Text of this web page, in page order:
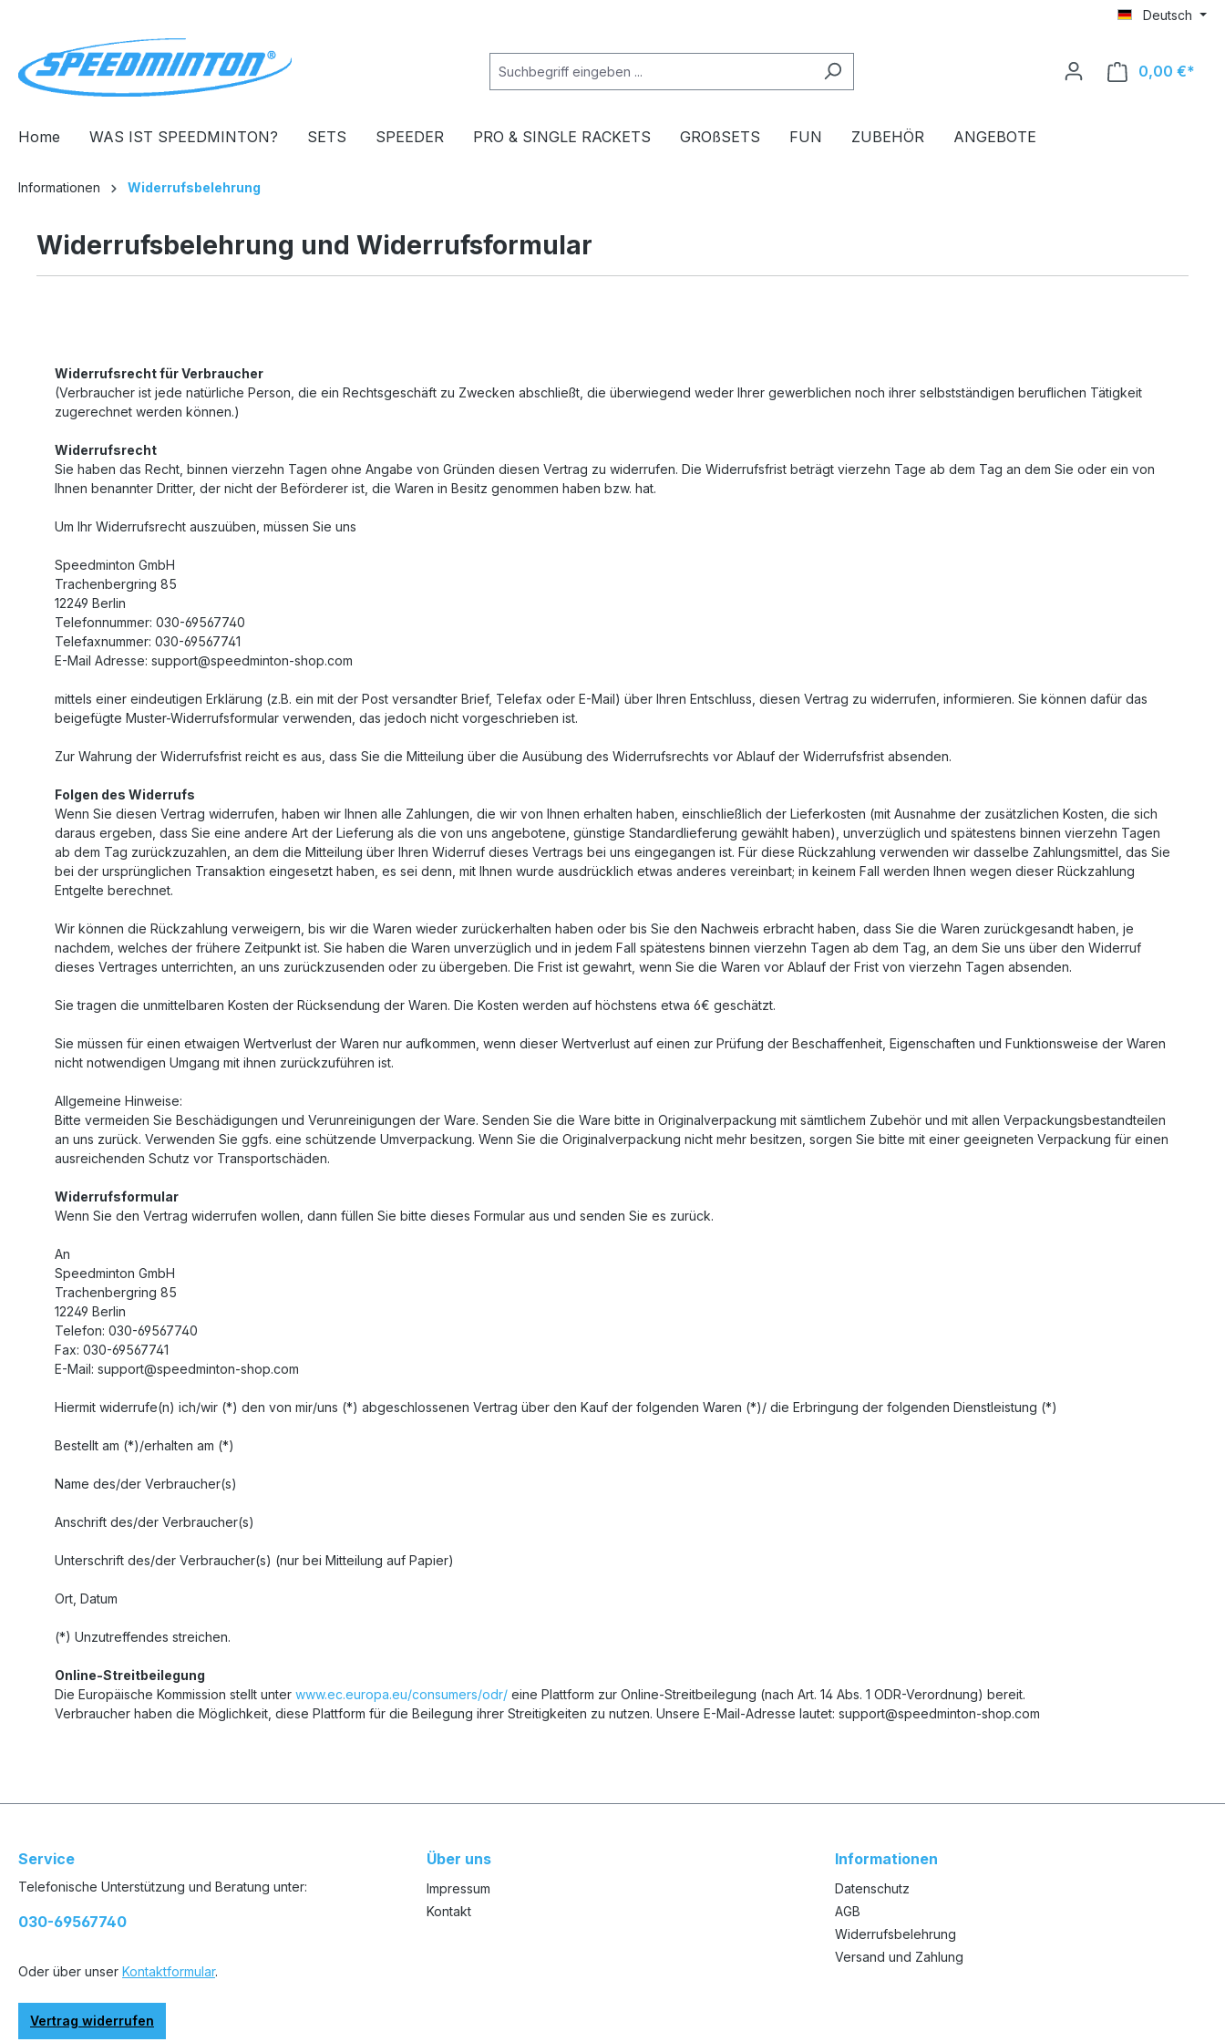
Deutsch
0,00 €*
Home WAS IST SPEEDMINTON? SETS SPEEDER PRO & SINGLE RACKETS GROßSETS FUN ZUBEHÖR ANGEBOTE
Informationen Widerrufsbelehrung
Widerrufsbelehrung und Widerrufsformular
Widerrufsrecht für Verbraucher
(Verbraucher ist jede natürliche Person, die ein Rechtsgeschäft zu Zwecken abschließt, die überwiegend weder Ihrer gewerblichen noch ihrer selbstständigen beruflichen Tätigkeit
zugerechnet werden können.)
Widerrufsrecht
Sie haben das Recht, binnen vierzehn Tagen ohne Angabe von Gründen diesen Vertrag zu widerrufen. Die Widerrufsfrist beträgt vierzehn Tage ab dem Tag an dem Sie oder ein von
Ihnen benannter Dritter, der nicht der Beförderer ist, die Waren in Besitz genommen haben bzw. hat.
Um Ihr Widerrufsrecht auszuüben, müssen Sie uns
Speedminton GmbH
Trachenbergring 85
12249 Berlin
Telefonnummer: 030-69567740
Telefaxnummer: 030-69567741
E-Mail Adresse: support@speedminton-shop.com
mittels einer eindeutigen Erklärung (z.B. ein mit der Post versandter Brief, Telefax oder E-Mail) über Ihren Entschluss, diesen Vertrag zu widerrufen, informieren. Sie können dafür das
beigefügte Muster-Widerrufsformular verwenden, das jedoch nicht vorgeschrieben ist.
Zur Wahrung der Widerrufsfrist reicht es aus, dass Sie die Mitteilung über die Ausübung des Widerrufsrechts vor Ablauf der Widerrufsfrist absenden.
Folgen des Widerrufs
Wenn Sie diesen Vertrag widerrufen, haben wir Ihnen alle Zahlungen, die wir von Ihnen erhalten haben, einschließlich der Lieferkosten (mit Ausnahme der zusätzlichen Kosten, die sich
daraus ergeben, dass Sie eine andere Art der Lieferung als die von uns angebotene, günstige Standardlieferung gewählt haben), unverzüglich und spätestens binnen vierzehn Tagen
ab dem Tag zurückzuzahlen, an dem die Mitteilung über Ihren Widerruf dieses Vertrags bei uns eingegangen ist. Für diese Rückzahlung verwenden wir dasselbe Zahlungsmittel, das Sie
bei der ursprünglichen Transaktion eingesetzt haben, es sei denn, mit Ihnen wurde ausdrücklich etwas anderes vereinbart; in keinem Fall werden Ihnen wegen dieser Rückzahlung
Entgelte berechnet.
Wir können die Rückzahlung verweigern, bis wir die Waren wieder zurückerhalten haben oder bis Sie den Nachweis erbracht haben, dass Sie die Waren zurückgesandt haben, je
nachdem, welches der frühere Zeitpunkt ist. Sie haben die Waren unverzüglich und in jedem Fall spätestens binnen vierzehn Tagen ab dem Tag, an dem Sie uns über den Widerruf
dieses Vertrages unterrichten, an uns zurückzusenden oder zu übergeben. Die Frist ist gewahrt, wenn Sie die Waren vor Ablauf der Frist von vierzehn Tagen absenden.
Sie tragen die unmittelbaren Kosten der Rücksendung der Waren. Die Kosten werden auf höchstens etwa 6€ geschätzt.
Sie müssen für einen etwaigen Wertverlust der Waren nur aufkommen, wenn dieser Wertverlust auf einen zur Prüfung der Beschaffenheit, Eigenschaften und Funktionsweise der Waren
nicht notwendigen Umgang mit ihnen zurückzuführen ist.
Allgemeine Hinweise:
Bitte vermeiden Sie Beschädigungen und Verunreinigungen der Ware. Senden Sie die Ware bitte in Originalverpackung mit sämtlichem Zubehör und mit allen Verpackungsbestandteilen
an uns zurück. Verwenden Sie ggfs. eine schützende Umverpackung. Wenn Sie die Originalverpackung nicht mehr besitzen, sorgen Sie bitte mit einer geeigneten Verpackung für einen
ausreichenden Schutz vor Transportschäden.
Widerrufsformular
Wenn Sie den Vertrag widerrufen wollen, dann füllen Sie bitte dieses Formular aus und senden Sie es zurück.
An
Speedminton GmbH
Trachenbergring 85
12249 Berlin
Telefon: 030-69567740
Fax: 030-69567741
E-Mail: support@speedminton-shop.com
Hiermit widerrufe(n) ich/wir (*) den von mir/uns (*) abgeschlossenen Vertrag über den Kauf der folgenden Waren (*)/ die Erbringung der folgenden Dienstleistung (*)
Bestellt am (*)/erhalten am (*)
Name des/der Verbraucher(s)
Anschrift des/der Verbraucher(s)
Unterschrift des/der Verbraucher(s) (nur bei Mitteilung auf Papier)
Ort, Datum
(*) Unzutreffendes streichen.
Online-Streitbeilegung
Die Europäische Kommission stellt unter www.ec.europa.eu/consumers/odr/ eine Plattform zur Online-Streitbeilegung (nach Art. 14 Abs. 1 ODR-Verordnung) bereit.
Verbraucher haben die Möglichkeit, diese Plattform für die Beilegung ihrer Streitigkeiten zu nutzen. Unsere E-Mail-Adresse lautet: support@speedminton-shop.com
Service
Telefonische Unterstützung und Beratung unter:
030-69567740
Oder über unser Kontaktformular.
Vertrag widerrufen
Über uns
Impressum
Kontakt
Informationen
Datenschutz
AGB
Widerrufsbelehrung
Versand und Zahlung